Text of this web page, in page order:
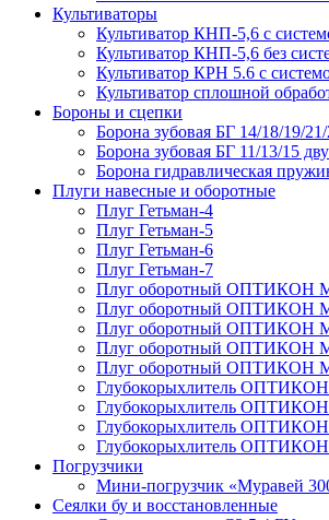
Культиваторы
Культиватор КНП-5,6 с
Культиватор КНП-5,6 без
Культиватор КРН 5.6 с
Культиватор сплошной
Бороны и сцепки
Борона зубовая БГ 14/18/19/
Борона зубовая БГ 11/13/15
Борона гидравлическая
Плуги навесные и оборотные
Плуг Гетьман-4
Плуг Гетьман-5
Плуг Гетьман-6
Плуг Гетьман-7
Плуг оборотный ОПТИКОН
Плуг оборотный ОПТИКОН
Плуг оборотный ОПТИКОН
Плуг оборотный ОПТИКОН
Плуг оборотный ОПТИКОН
Глубокорыхлитель ОПТИКОН
Глубокорыхлитель ОПТИКОН
Глубокорыхлитель
Глубокорыхлитель
Погрузчики
Мини-погрузчик «Муравей
Сеялки бу и восстановленные